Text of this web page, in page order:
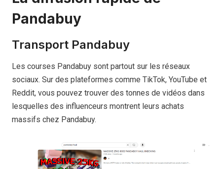
Pandabuy
Transport Pandabuy
Les courses Pandabuy sont partout sur les réseaux
sociaux. Sur des plateformes comme TikTok, YouTube et
Reddit, vous pouvez trouver des tonnes de vidéos dans
lesquelles des influenceurs montrent leurs achats
massifs chez Pandabuy.